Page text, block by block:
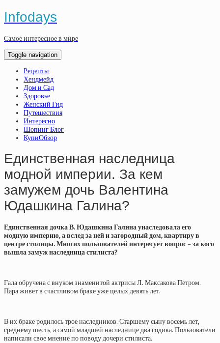
Infodays
Самое интересное в мире
Toggle navigation
Рецепты
Хендмейд
Дом и Сад
Здоровье
Женский Гид
Путешествия
Интересно
Шопинг Блог
КупиОбзор
Единственная наследница
модной империи. За кем
замужем дочь Валентина
Юдашкина Галина?
Единственная дочка В. Юдашкина Галина унаследовала его
модную империю, а вслед за ней и загородный дом, квартиру в
центре столицы. Многих пользователей интересует вопрос – за кого
вышла замуж наследница стилиста?
Гала обручена с внуком знаменитой актрисы Л. Максакова Петром.
Пара живет в счастливом браке уже целых девять лет.
В их браке родилось трое наследников. Старшему сыну восемь лет,
среднему шесть, а самой младшей наследнице два годика. Пользователи
написали свое мнение по поводу дочери стилиста.